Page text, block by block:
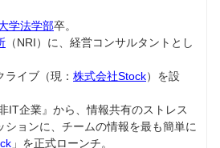
学法学部卒。
（NRI）に、経営コンサルタントとし
イブ（現： 株式会社Stock）を設
IT企業』から、情報共有のストレス
ションに、チームの情報を最も簡単に
」を正式ローンチ。